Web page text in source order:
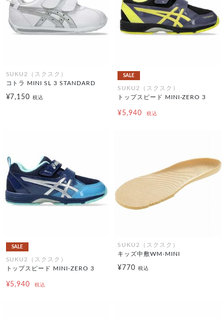
SUKU2（スクスク）
コトラ MINI SL 3 STANDARD
¥7,150税込
SALE
SUKU2（スクスク）
トップスピード MINI-ZERO 3
¥5,940 税込
SALE
SUKU2（スクスク）
トップスピード MINI-ZERO 3
¥5,940 税込
SUKU2（スクスク）
キッズ中敷WM-MINI
¥770 税込